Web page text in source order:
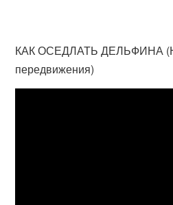
КАК ОСЕДЛАТЬ ДЕЛЬФИНА
передвижения)